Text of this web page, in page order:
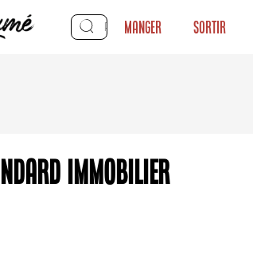
Manger Sortir
immobilier